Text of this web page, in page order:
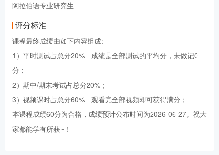
阿拉伯语专业研究生
评分标准
课程最终成绩由如下内容组成:
1）平时测试占总分20%，成绩是全部测试的平均分，未做记0
分；
2）期中/期末考试占总分20%；
3）视频课时占总分60%，观看完全部视频即可获得满分；
本课程成绩60分为合格，成绩预计公布时间为2026-06-27。祝大
家都能学有所获~！